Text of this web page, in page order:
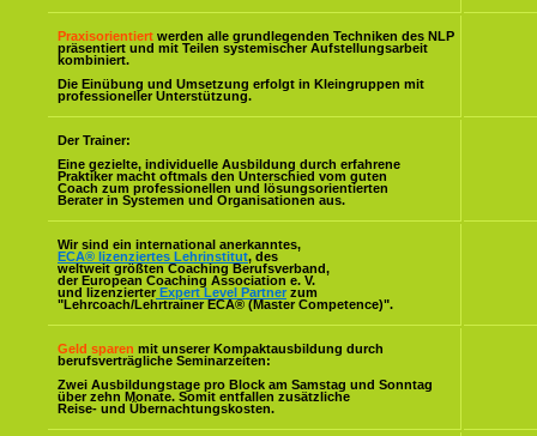
Praxisorientiert werden alle grundlegenden Techniken des NLP
präsentiert und mit Teilen systemischer Aufstellungsarbeit
kombiniert.
Die Einübung und Umsetzung erfolgt in Kleingruppen mit
professioneller Unterstützung.
Der Trainer:
Eine gezielte, individuelle Ausbildung durch erfahrene
Praktiker macht oftmals den Unterschied vom guten
Coach zum professionellen und lösungsorientierten
Berater in Systemen und Organisationen aus.
Wir sind ein international anerkanntes,
ECA® lizenziertes Lehrinstitut, des
weltweit größten Coaching Berufsverband,
der European Coaching Association e. V.
und lizenzierter Expert Level Partner zum
"Lehrcoach/Lehrtrainer ECA® (Master Competence)".
Geld sparen mit unserer Kompaktausbildung durch
berufsverträgliche Seminarzeiten:
Zwei Ausbildungstage pro Block am Samstag und Sonntag
über zehn Monate. Somit entfallen zusätzliche
Reise- und Übernachtungskosten.